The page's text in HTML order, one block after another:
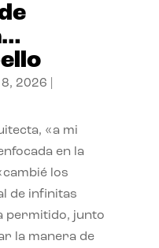
2026
«a mi
en la
los
de infinitas
permitido, junto
la manera de